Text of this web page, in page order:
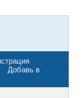
Добавь в